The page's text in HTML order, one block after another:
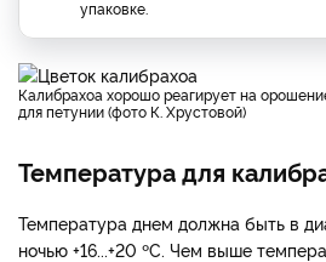
упаковке.
Калибрахоа хорошо реагирует на орошение раствором бона форте
для петунии (фото К. Хрустовой)
Температура для
Температура днем должна быть в
ночью +16...+20 ºС. Чем выше